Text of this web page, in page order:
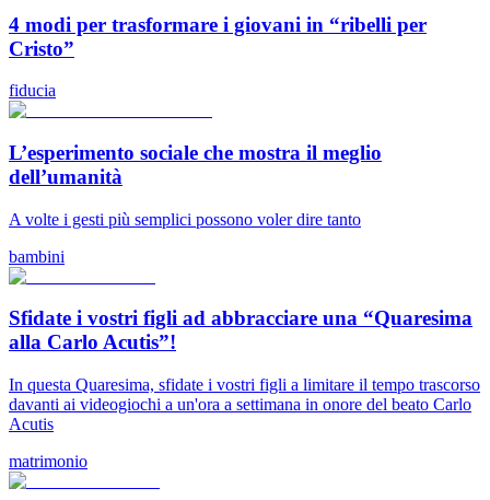
4 modi per trasformare i giovani in “ribelli per
Cristo”
fiducia
L’esperimento sociale che mostra il meglio
dell’umanità
A volte i gesti più semplici possono voler dire tanto
bambini
Sfidate i vostri figli ad abbracciare una “Quaresima
alla Carlo Acutis”!
In questa Quaresima, sfidate i vostri figli a limitare il tempo trascorso
davanti ai videogiochi a un'ora a settimana in onore del beato Carlo
Acutis
matrimonio